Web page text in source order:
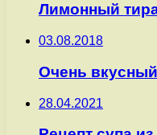
Лимонный
03.08.2018
Очень
28.04.2021